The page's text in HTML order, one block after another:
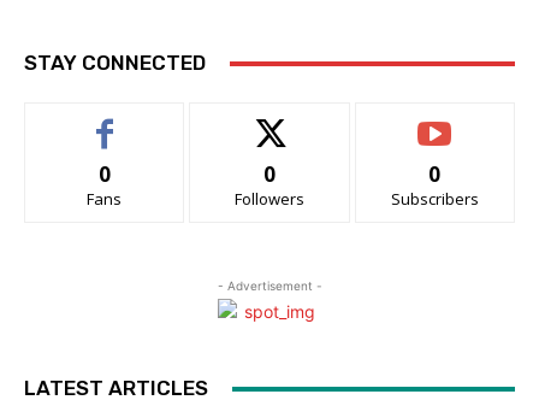
STAY CONNECTED
0
Fans
0
Followers
0
Subscribers
- Advertisement -
LATEST ARTICLES